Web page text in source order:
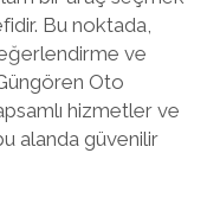
Bu noktada,
ve
Oto
hizmetler ve
alanda güvenilir